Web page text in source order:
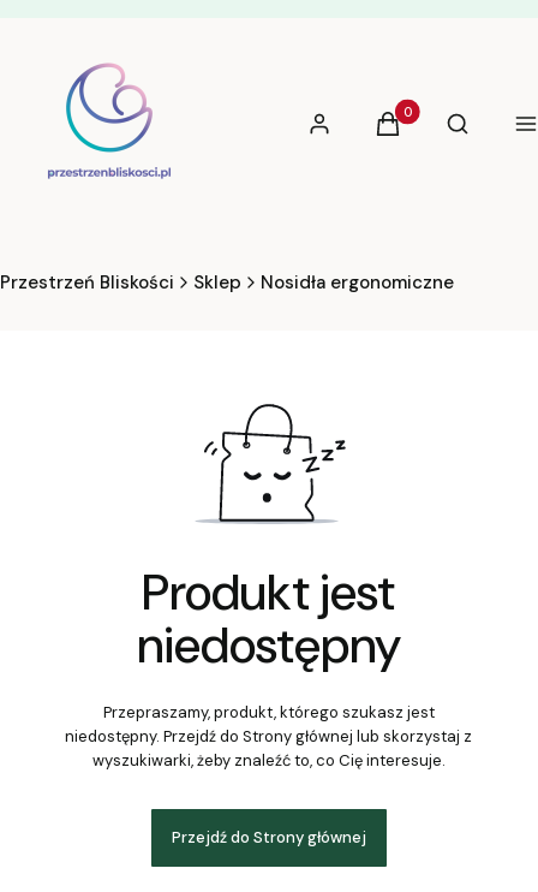
Zaloguj sięProdukty w
Koszyk Otwórz
Szukaj
Przestrzeń Bliskości Sklep Nosidła ergonomiczne
Produkt jest
niedostępny
Przepraszamy, produkt, którego szukasz jest
niedostępny. Przejdź do Strony głównej lub skorzystaj z
wyszukiwarki, żeby znaleźć to, co Cię interesuje.
Przejdź do Strony głównej